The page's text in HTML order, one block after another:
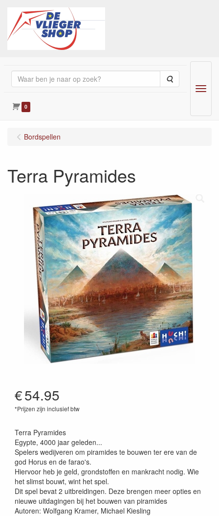
Zoeken
0
Menu
Bordspellen
Terra Pyramides
€54.95
*Prijzen zijn inclusief btw
Terra Pyramides
Egypte, 4000 jaar geleden...
Spelers wedijveren om piramides te bouwen ter ere van de
god Horus en de farao's.
Hiervoor heb je geld, grondstoffen en mankracht nodig. Wie
het slimst bouwt, wint het spel.
Dit spel bevat 2 uitbreidingen. Deze brengen meer opties en
nieuwe uitdagingen bij het bouwen van piramides
Autoren: Wolfgang Kramer, Michael Kiesling